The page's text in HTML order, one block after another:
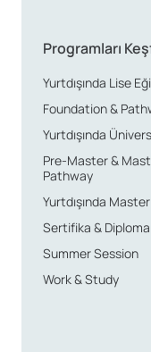
sosyal etkileşim
apartmanları, daha
odalarda
olanak tanır.
rahat bir
uygun bir
Konaklama
değişiklik
genellikle en
ve apartmanlar
planınızı dikkatli
uygun bir seçenek
Programları
Yurtdışında Lise
Foundation &
Yurtdışında
Pre-Master &
Pathway
Yurtdışında Master
Sertifika & Diploma
Summer Session
Work & Study